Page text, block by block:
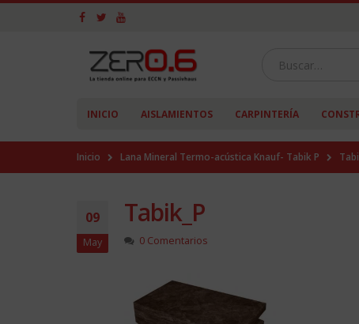
INICIO AISLAMIENTOS CARPINTERÍA
Inicio Lana Mineral Termo-acústica Knauf- Tabik P
09
May
Tabik_P
0 Comentarios